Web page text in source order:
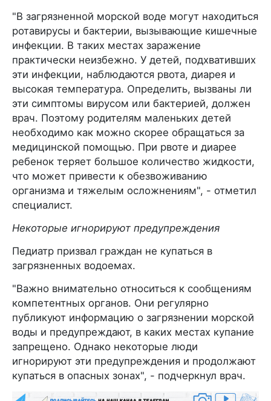
"В загрязненной морской воде могут находиться
ротавирусы и бактерии, вызывающие кишечные
инфекции. В таких местах заражение
практически неизбежно. У детей, подхвативших
эти инфекции, наблюдаются рвота, диарея и
высокая температура. Определить, вызваны ли
эти симптомы вирусом или бактерией, должен
врач. Поэтому родителям маленьких детей
необходимо как можно скорее обращаться за
медицинской помощью. При рвоте и диарее
ребенок теряет большое количество жидкости,
что может привести к обезвоживанию
организма и тяжелым осложнениям", - отметил
специалист.
Некоторые игнорируют предупреждения
Педиатр призвал граждан не купаться в
загрязненных водоемах.
"Важно внимательно относиться к сообщениям
компетентных органов. Они регулярно
публикуют информацию о загрязнении морской
воды и предупреждают, в каких местах купание
запрещено. Однако некоторые люди
игнорируют эти предупреждения и продолжают
купаться в опасных зонах", - подчеркнул врач.